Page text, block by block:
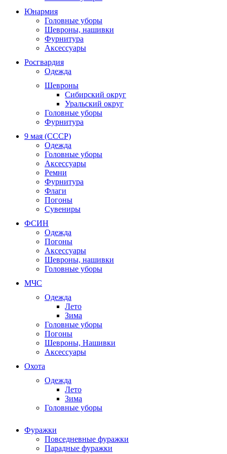
Юнармия
Головные уборы
Шевроны, нашивки
Фурнитура
Аксессуары
Росгвардия
Одежда
Шевроны
Сибирский округ
Уральский округ
Головные уборы
Фурнитура
9 мая (СССР)
Одежда
Головные уборы
Аксессуары
Ремни
Фурнитура
Флаги
Погоны
Сувениры
ФСИН
Одежда
Погоны
Аксессуары
Шевроны, нашивки
Головные уборы
МЧС
Одежда
Лето
Зима
Головные уборы
Погоны
Шевроны, Нашивки
Аксессуары
Охота
Одежда
Лето
Зима
Головные уборы
Фуражки
Повседневные фуражки
Парадные фуражки